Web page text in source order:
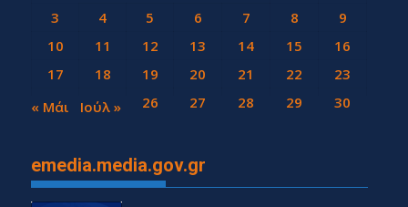
3
4 5 6 7 8
9
10
11 12 13 14 15
16
17
18 19 20 21 22
23
24
25 26 27 28 29 30
« Μάι Ιούλ »
emedia.media.gov.gr